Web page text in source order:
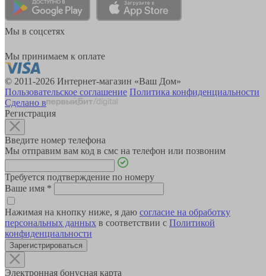
Мы в соцсетях
Мы принимаем к оплате
© 2011-2026 Интернет-магазин «Ваш Дом»
Пользовательское соглашение Политика конфиденциальности
Сделано в
Регистрация
Введите номер телефона
Мы отправим вам код в смс на телефон или позвоним
Требуется подтверждение по номеру
Ваше имя *
Нажимая на кнопку ниже, я даю согласие на обработку
персональных данных в соответствии с Политикой
конфиденциальности
Зарегистрироваться
Электронная бонусная карта